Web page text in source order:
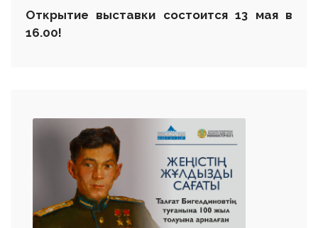
Открытие выставки состоится 13 мая в
16.00!